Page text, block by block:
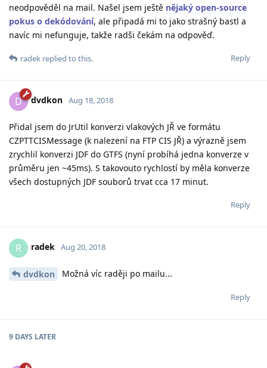
neodpověděl na mail. Našel jsem ještě nějaký open-source
pokus o dekódování, ale připadá mi to jako strašný bastl a
navíc mi nefunguje, takže radši čekám na odpověď.
Reply
radek replied to this.
D dvdkon Aug 18, 2018
Přidal jsem do JrUtil konverzi vlakových JŘ ve formátu
CZPTTCISMessage (k nalezení na FTP CIS JŘ) a výrazně jsem
zrychlil konverzi JDF do GTFS (nyní probíhá jedna konverze v
průměru jen ~45ms). S takovouto rychlostí by měla konverze
všech dostupných JDF souborů trvat cca 17 minut.
Reply
R radek Aug 20, 2018
dvdkon Možná víc raději po mailu...
Reply
9 DAYS LATER